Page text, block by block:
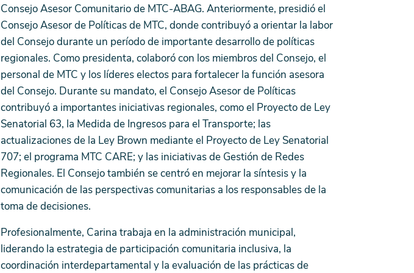
Consejo Asesor Comunitario de MTC-ABAG. Anteriormente, presidió el
Consejo Asesor de Políticas de MTC, donde contribuyó a orientar la labor
del Consejo durante un período de importante desarrollo de políticas
regionales. Como presidenta, colaboró ​​con los miembros del Consejo, el
personal de MTC y los líderes electos para fortalecer la función asesora
del Consejo. Durante su mandato, el Consejo Asesor de Políticas
contribuyó a importantes iniciativas regionales, como el Proyecto de Ley
Senatorial 63, la Medida de Ingresos para el Transporte; las
actualizaciones de la Ley Brown mediante el Proyecto de Ley Senatorial
707; el programa MTC CARE; y las iniciativas de Gestión de Redes
Regionales. El Consejo también se centró en mejorar la síntesis y la
comunicación de las perspectivas comunitarias a los responsables de la
toma de decisiones.
Profesionalmente, Carina trabaja en la administración municipal,
liderando la estrategia de participación comunitaria inclusiva, la
coordinación interdepartamental y la evaluación de las prácticas de